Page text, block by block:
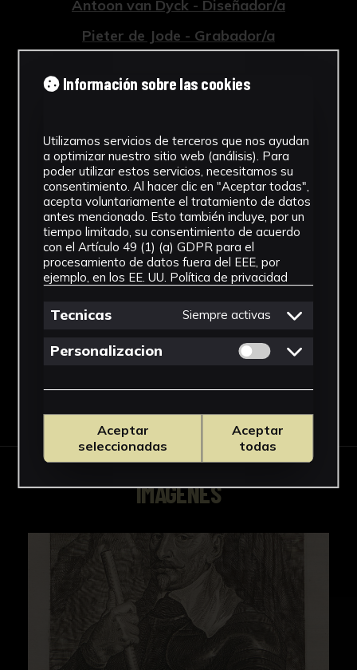
Antoon van Dyck - Diseñador/a
Pieter de Jode - Grabador/a
Cronología
1759
Estilo
Barroco
Técnica
Ver más
IMÁGENES
Información sobre las cookies
Utilizamos servicios de terceros que nos ayudan
a optimizar nuestro sitio web (análisis). Para
poder utilizar estos servicios, necesitamos su
consentimiento. Al hacer clic en "Aceptar todas",
acepta voluntariamente el tratamiento de datos
antes mencionado. Esto también incluye, por un
tiempo limitado, su consentimiento de acuerdo
con el Artículo 49 (1) (a) GDPR para el
procesamiento de datos fuera del EEE, por
ejemplo, en los EE. UU. Política de privacidad
Tecnicas Siempre activas
Personalizacion Permitir cookies
Aceptar
seleccionadas
Aceptar
todas